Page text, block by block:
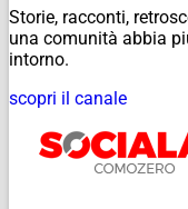
Storie, racconti,
una comunità abbia
intorno.
scopri il canale